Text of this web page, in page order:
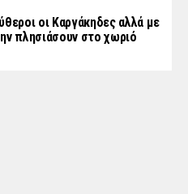
οι Καργάκηδες αλλά με
πλησιάσουν στο χωριό